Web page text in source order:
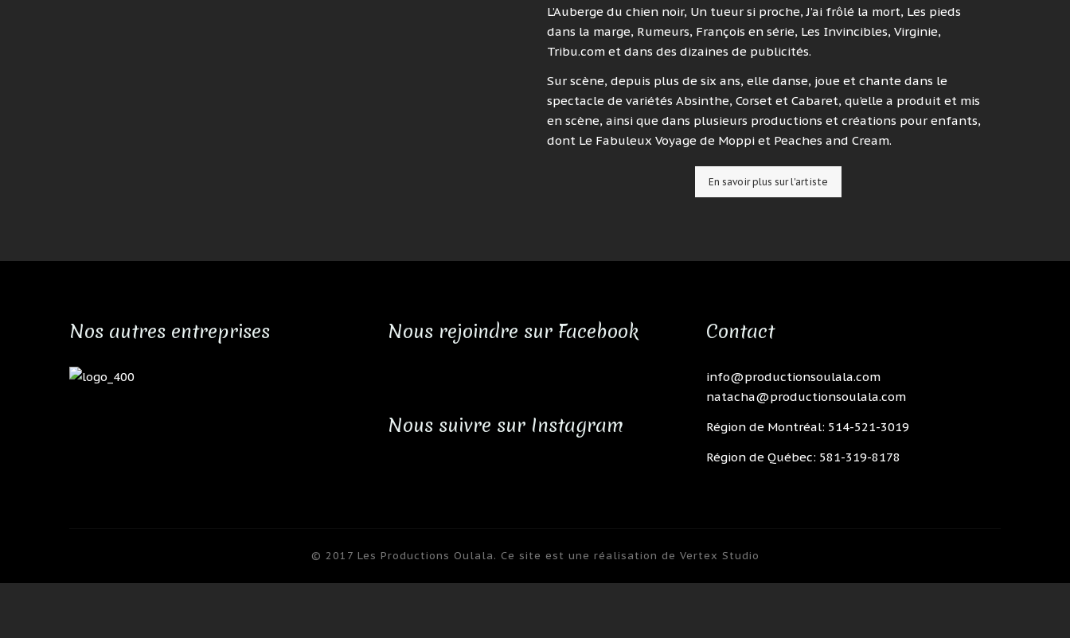
L’Auberge du chien noir, Un tueur si proche, J’ai frôlé la mort, Les pieds
dans la marge, Rumeurs, François en série, Les Invincibles, Virginie,
Tribu.com et dans des dizaines de publicités.
Sur scène, depuis plus de six ans, elle danse, joue et chante dans le
spectacle de variétés Absinthe, Corset et Cabaret, qu’elle a produit et mis
en scène, ainsi que dans plusieurs productions et créations pour enfants,
dont Le Fabuleux Voyage de Moppi et Peaches and Cream.
En savoir plus sur l'artiste
Nos autres entreprises Nous rejoindre sur Facebook
Nous suivre sur Instagram
Contact
info@productionsoulala.com
natacha@productionsoulala.com
Région de Montréal: 514-521-3019
Région de Québec: 581-319-8178
© 2017 Les Productions Oulala. Ce site est une réalisation de Vertex Studio